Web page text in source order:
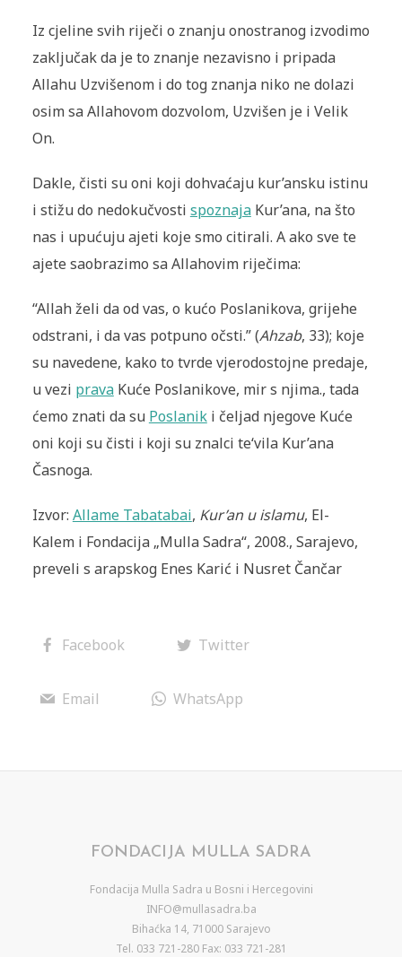
Iz cjeline svih riječi o znanju onostranog izvodimo
zaključak da je to znanje nezavisno i pripada
Allahu Uzvišenom i do tog znanja niko ne dolazi
osim sa Allahovom dozvolom, Uzvišen je i Velik
On.
Dakle, čisti su oni koji dohvaćaju kur’ansku istinu
i stižu do nedokučvosti spoznajaKur’ana, na što
nas i upućuju ajeti koje smo citirali. A ako sve te
ajete saobrazimo sa Allahovim riječima:
“Allah želi da od vas, o kućo Poslanikova, grijehe
odstrani, i da vas potpuno očsti.” (Ahzab, 33); koje
su navedene, kako to tvrde vjerodostojne predaje,
u vezi pravaKuće Poslanikove, mir s njima., tada
ćemo znati da su Poslaniki čeljad njegove Kuće
oni koji su čisti i koji su znalci te‘vila Kur’ana
Časnoga.
Izvor: Allame Tabatabai, Kur’an u islamu, El-
Kalem i Fondacija „Mulla Sadra“, 2008., Sarajevo,
preveli s arapskog Enes Karić i Nusret Čančar
Facebook Twitter
Email WhatsApp
FONDACIJA MULLA SADRA
Fondacija Mulla Sadra u Bosni i Hercegovini
INFO@mullasadra.ba
Bihaćka 14, 71000 Sarajevo
Tel. 033 721-280 Fax: 033 721-281